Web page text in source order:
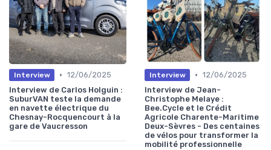
Interview • 12/06/2025
Interview de Carlos Holguin :
SuburVAN teste la demande
en navette électrique du
Chesnay-Rocquencourt à la
gare de Vaucresson
Interview • 12/06/2025
Interview de Jean-
Christophe Melaye :
Bee.Cycle et le Crédit
Agricole Charente-Maritime
Deux-Sèvres - Des centaines
de vélos pour transformer la
mobilité professionnelle